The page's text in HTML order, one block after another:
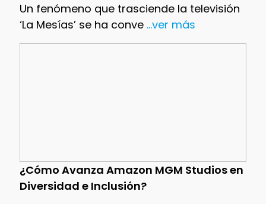
Un fenómeno que trasciende la televisión
‘La Mesías’ se ha conve...ver más
¿Cómo Avanza Amazon MGM Studios en
Diversidad e Inclusión?